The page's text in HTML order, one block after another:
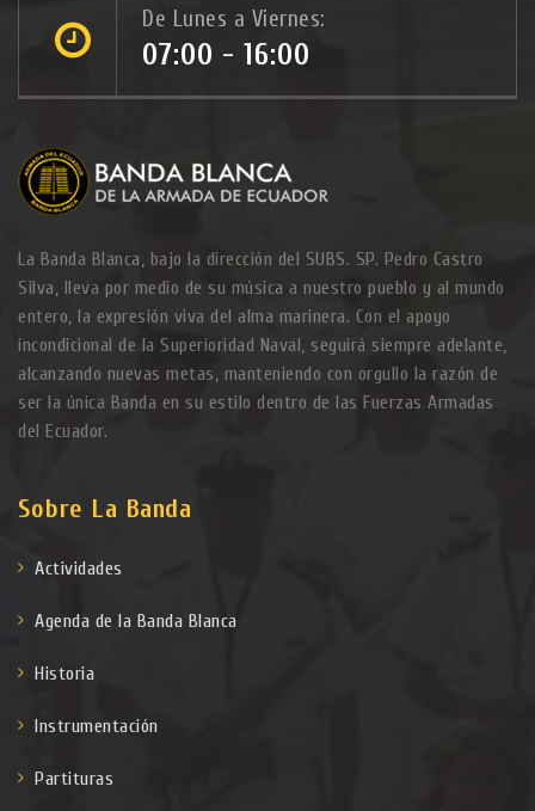
De Lunes a Viernes:
07:00 - 16:00
La Banda Blanca, bajo la dirección del SUBS. SP. Pedro Castro
Silva, lleva por medio de su música a nuestro pueblo y al mundo
entero, la expresión viva del alma marinera. Con el apoyo
incondicional de la Superioridad Naval, seguirá siempre adelante,
alcanzando nuevas metas, manteniendo con orgullo la razón de
ser la única Banda en su estilo dentro de las Fuerzas Armadas
del Ecuador.
Sobre La Banda
Actividades
Agenda de la Banda Blanca
Historia
Instrumentación
Partituras